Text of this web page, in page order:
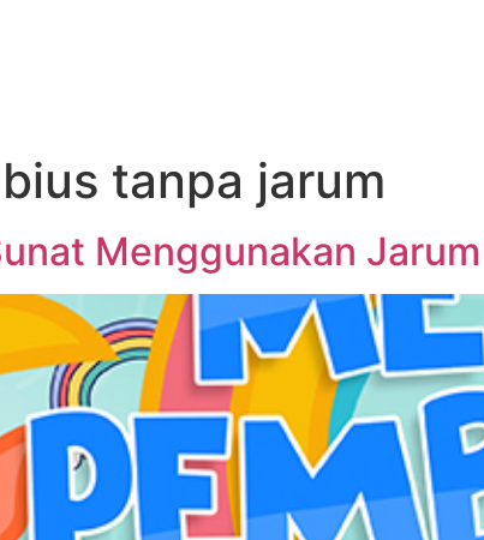
bius tanpa jarum
Menggunakan